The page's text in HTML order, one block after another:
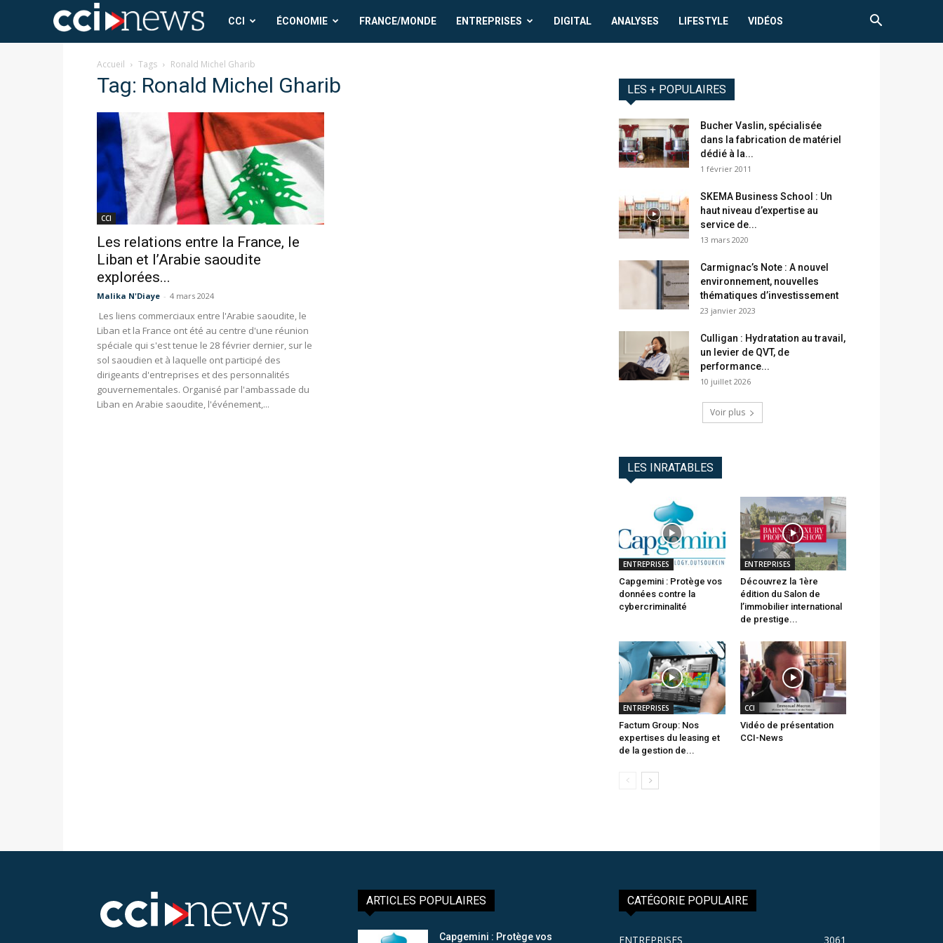
CCI
News
CCI ÉCONOMIE FRANCE/MONDE ENTREPRISES DIGITAL ANALYSES LIFESTYLE VIDÉOS
Accueil Tags Ronald Michel Gharib
Tag: Ronald Michel Gharib
CCI
Les relations entre la France, le
Liban et l’Arabie saoudite
explorées...
Malika N'Diaye - 4 mars 2024
Les liens commerciaux entre l'Arabie saoudite, le
Liban et la France ont été au centre d'une réunion
spéciale qui s'est tenue le 28 février dernier, sur le
sol saoudien et à laquelle ont participé des
dirigeants d'entreprises et des personnalités
gouvernementales. Organisé par l'ambassade du
Liban en Arabie saoudite, l'événement,...
LES + POPULAIRES
Bucher Vaslin, spécialisée
dans la fabrication de matériel
dédié à la...
1 février 2011
SKEMA Business School : Un
haut niveau d’expertise au
service de...
13 mars 2020
Carmignac’s Note : A nouvel
environnement, nouvelles
thématiques d’investissement
23 janvier 2023
Culligan : Hydratation au travail,
un levier de QVT, de
performance...
10 juillet 2026
Voir plus
LES INRATABLES
ENTREPRISES
Capgemini : Protège vos
données contre la
cybercriminalité
ENTREPRISES
Découvrez la 1ère
édition du Salon de
l’immobilier international
de prestige...
ENTREPRISES
Factum Group: Nos
expertises du leasing et
de la gestion de...
CCI
Vidéo de présentation
CCI-News
ARTICLES POPULAIRES
Capgemini : Protège vos
CATÉGORIE POPULAIRE
ENTREPRISES 3061